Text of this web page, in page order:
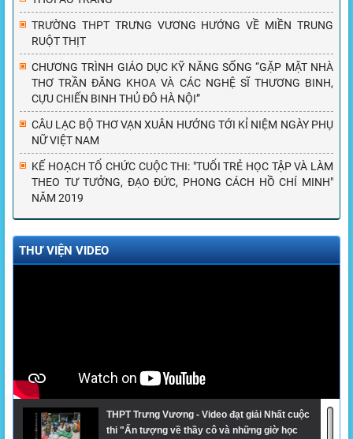
TRƯỜNG THPT TRƯNG VƯƠNG HƯỚNG VỀ MIỀN TRUNG
RUỘT THỊT
CHƯƠNG TRÌNH GIÁO DỤC KỸ NĂNG SỐNG “GẶP MẶT NHÀ
THƠ TRẦN ĐĂNG KHOA VÀ CÁC NGHỆ SĨ THƯƠNG BINH,
CỰU CHIẾN BINH THỦ ĐÔ HÀ NỘI”
CÂU LẠC BỘ THƠ VẠN XUÂN HƯỚNG TỚI KỈ NIỆM NGÀY PHỤ
NỮ VIỆT NAM
KẾ HOẠCH TỔ CHỨC CUỘC THI: "TUỔI TRẺ HỌC TẬP VÀ LÀM
THEO TƯ TƯỞNG, ĐẠO ĐỨC, PHONG CÁCH HỒ CHÍ MINH"
NĂM 2019
THƯ VIỆN VIDEO
THPT Trưng Vương - Video đạt giải Nhất cuộc
thi "Ấn tượng về thầy cô và những giờ học